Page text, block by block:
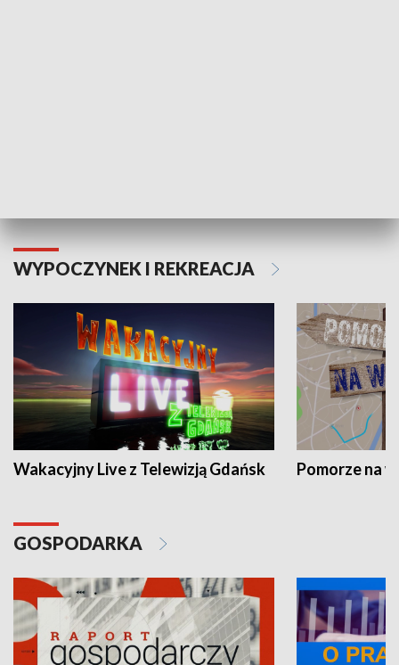
WYPOCZYNEK I REKREACJA
Wakacyjny Live z Telewizją Gdańsk Pomorze na
GOSPODARKA